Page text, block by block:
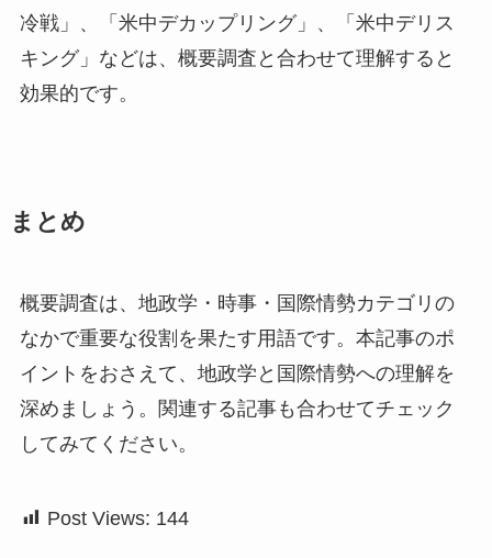
冷戦」、「米中デカップリング」、「米中デリス
キング」などは、概要調査と合わせて理解すると
効果的です。
まとめ
概要調査は、地政学・時事・国際情勢カテゴリの
なかで重要な役割を果たす用語です。本記事のポ
イントをおさえて、地政学と国際情勢への理解を
深めましょう。関連する記事も合わせてチェック
してみてください。
Post Views: 144